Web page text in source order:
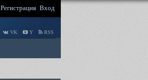
Регистрация Вход
VK Y RSS